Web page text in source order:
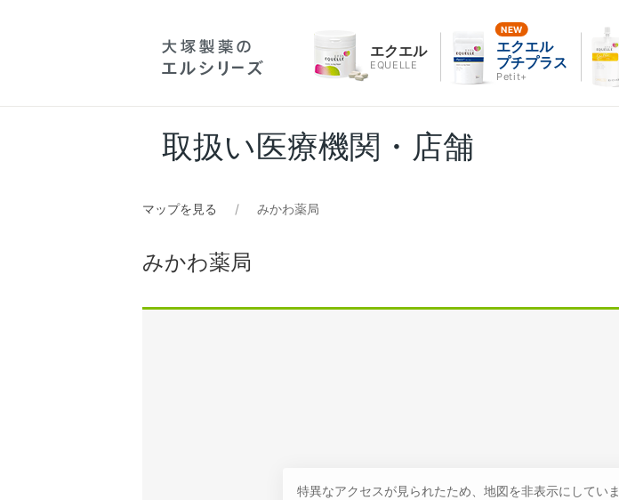
エクエル
EQUELLE
エクエル
プチプラス
Petit+
取扱い医療機関・店舗
マップを見る みかわ薬局
みかわ薬局
特異なアクセスが見られたため、地図を非表示にしていま